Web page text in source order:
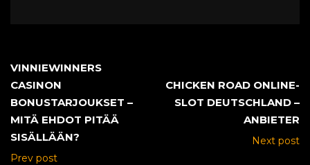
VINNIEWINNERS
CASINON
BONUSTARJOUKSET –
MITÄ EHDOT PITÄÄ
SISÄLLÄÄN?
Prev post
CHICKEN ROAD ONLINE-
SLOT DEUTSCHLAND –
ANBIETER
Next post